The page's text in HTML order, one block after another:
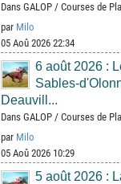
Dans GALOP / Courses de
par Milo
05 Aoû 2026 22:34
6 août 2026 :
Sables-
Deauvill...
Dans GALOP / Courses de
par Milo
05 Aoû 2026 10:29
5 août 2026 :